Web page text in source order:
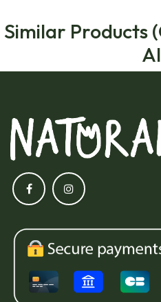
Similar Products